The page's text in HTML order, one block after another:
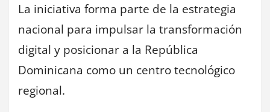
La iniciativa forma parte de la estrategia
nacional para impulsar la transformación
digital y posicionar a la República
Dominicana como un centro tecnológico
regional.